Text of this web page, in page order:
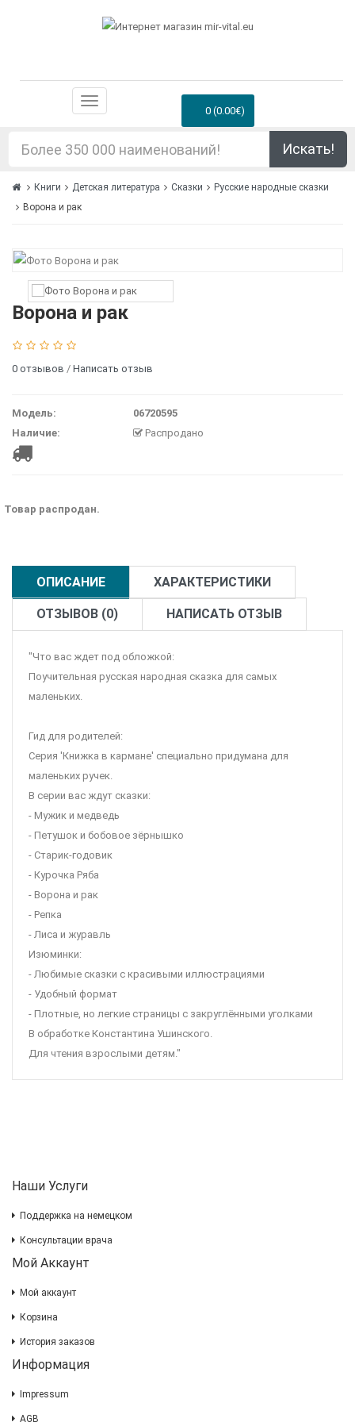
0 (0.00€)
Искать!
Книги Детская литература Сказки
Русские народные сказки
Ворона и рак
Ворона и рак
0 отзывов / Написать отзыв
Модель:
06720595
Наличие:
Распродано
Товар распродан.
ОПИСАНИЕ ХАРАКТЕРИСТИКИ
ОТЗЫВОВ (0) НАПИСАТЬ ОТЗЫВ
"Что вас ждет под обложкой:
Поучительная русская народная сказка для самых
маленьких.
Гид для родителей:
Серия 'Книжка в кармане' специально придумана для
маленьких ручек.
В серии вас ждут сказки:
- Мужик и медведь
- Петушок и бобовое зёрнышко
- Старик-годовик
- Курочка Ряба
- Ворона и рак
- Репка
- Лиса и журавль
Изюминки:
- Любимые сказки с красивыми иллюстрациями
- Удобный формат
- Плотные, но легкие страницы с закруглёнными уголками
В обработке Константина Ушинского.
Для чтения взрослыми детям."
Наши Услуги
Поддержка на немецком
Консультации врача
Мой Аккаунт
Мой аккаунт
Корзина
История заказов
Информация
Impressum
AGB